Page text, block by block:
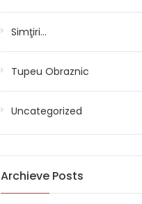
Simţiri…
Tupeu Obraznic
Uncategorized
Archieve Posts